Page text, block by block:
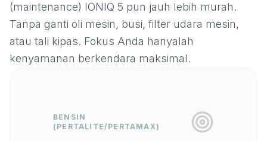
(maintenance) IONIQ 5 pun jauh lebih murah.
Tanpa ganti oli mesin, busi, filter udara mesin,
atau tali kipas. Fokus Anda hanyalah
kenyamanan berkendara maksimal.
BENSIN
(PERTALITE/PERTAMAX)